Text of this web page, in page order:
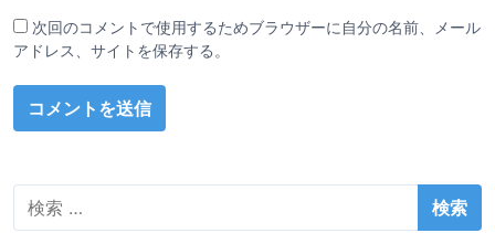
次回のコメントで使用するためブラウザーに自分の名前、メール
アドレス、サイトを保存する。